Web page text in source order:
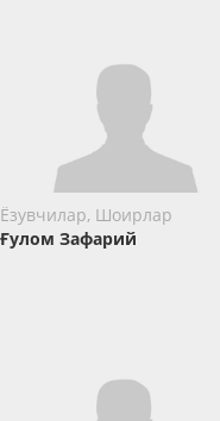
Ёзувчилар, Шоирлар
Ғулом Зафарий